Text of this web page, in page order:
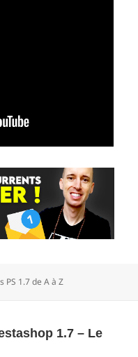
PS 1.7 de A à Z
1.7 – Le